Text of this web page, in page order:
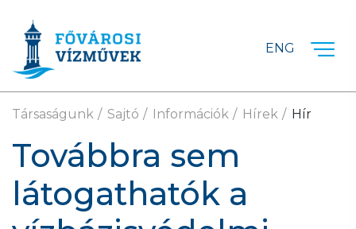
ENG
Társaságunk Sajtó Információk Hírek Hír
Továbbra sem
látogathatók a